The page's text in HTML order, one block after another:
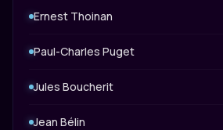
Ernest Thoinan
Paul-Charles Puget
Jules Boucherit
Jean Bélin